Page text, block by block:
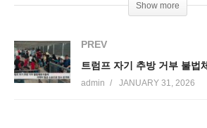
Show more
PREV
admin JANUARY 31, 2026